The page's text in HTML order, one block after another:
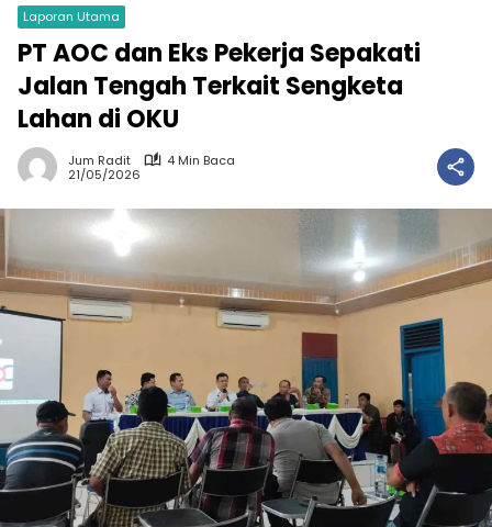
Laporan Utama
PT AOC dan Eks Pekerja Sepakati
Jalan Tengah Terkait Sengketa
Lahan di OKU
Jum Radit
4 Min Baca
21/05/2026